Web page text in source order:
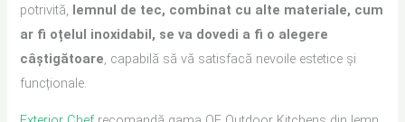
potrivită, lemnul de tec, combinat cu alte materiale, cum
ar fi oțelul inoxidabil, se va dovedi a fi o alegere
câștigătoare, capabilă să vă satisfacă nevoile estetice și
funcționale.